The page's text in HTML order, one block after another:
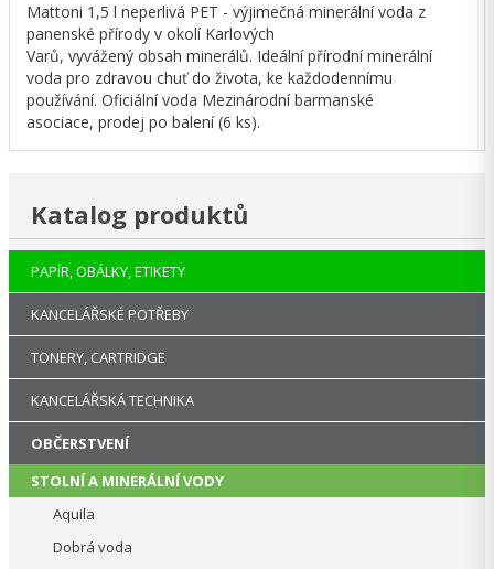
Mattoni 1,5 l neperlivá PET - výjimečná minerální voda z
panenské přírody v okolí Karlových
Varů, vyvážený obsah minerálů. Ideální přírodní minerální
voda pro zdravou chuť do života, ke každodennímu
používání. Oficiální voda Mezinárodní barmanské
asociace, prodej po balení (6 ks).
Katalog produktů
PAPÍR, OBÁLKY, ETIKETY
KANCELÁŘSKÉ POTŘEBY
TONERY, CARTRIDGE
KANCELÁŘSKÁ TECHNIKA
OBČERSTVENÍ
STOLNÍ A MINERÁLNÍ VODY
Aquila
Dobrá voda